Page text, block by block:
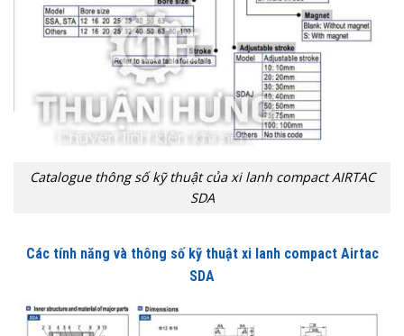
Catalogue thông số kỹ thuật của xi lanh compact AIRTAC
SDA
Các tính năng và thông số kỹ thuật xi lanh compact Airtac
SDA